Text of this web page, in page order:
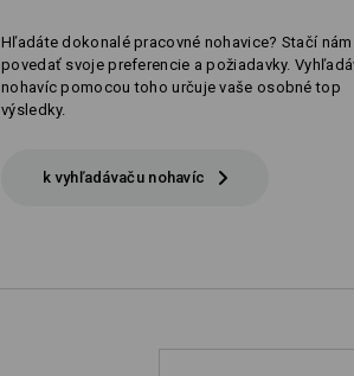
Hľadáte dokonalé pracovné nohavice? Stačí nám
povedať svoje preferencie a požiadavky.
nohavíc pomocou toho určuje vaše osobné top
výsledky.
k vyhľadávaču nohavíc